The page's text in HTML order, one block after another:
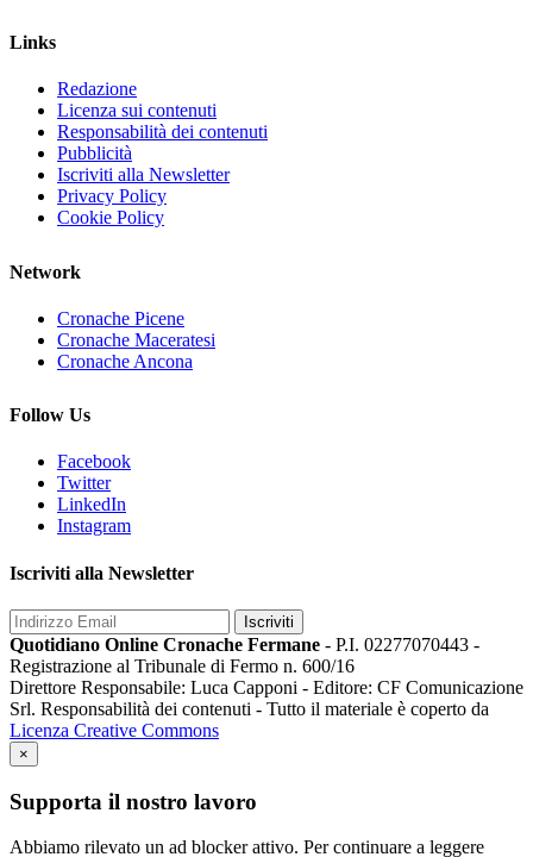
Links
Redazione
Licenza sui contenuti
Responsabilità dei contenuti
Pubblicità
Iscriviti alla Newsletter
Privacy Policy
Cookie Policy
Network
Cronache Picene
Cronache Maceratesi
Cronache Ancona
Follow Us
Facebook
Twitter
LinkedIn
Instagram
Iscriviti alla Newsletter
Iscriviti
Quotidiano Online Cronache Fermane - P.I. 02277070443 -
Registrazione al Tribunale di Fermo n. 600/16
Direttore Responsabile: Luca Capponi - Editore: CF Comunicazione
Srl. Responsabilità dei contenuti - Tutto il materiale è coperto da
Licenza Creative Commons
×
Supporta il nostro lavoro
Abbiamo rilevato un ad blocker attivo. Per continuare a leggere